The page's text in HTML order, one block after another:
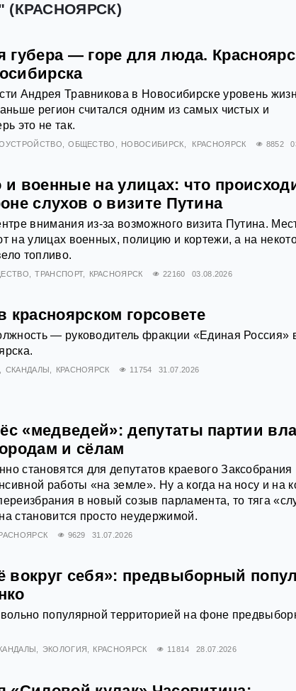
(КРАСНОЯРСК)
губера — горе для люда.
Андрея Травникова в Новосибирске уровень
регион считался одним из самых чистых и
это не так.
ОБЩЕСТВО НОВОСИБИРСК КРАСНОЯРСК 8852
военные на улицах: что
слухов о визите Путина
внимания из-за возможного визита Путина.
на улицах военных, полицию и кортежи, а на
топливо.
ТРАНСПОРТ КРАСНОЯРСК 22160 03.08.2026
красноярском горсовете
— руководитель фракции «Единая Россия»
СКАНДАЛЫ КРАСНОЯРСК 11754 31.07.2026
«медведей»: депутаты партии
и сёлам
становятся для депутатов краевого Заксобрания
работы «на земле». Ну а когда на носу и на
в новый созыв парламента, то тяга
становится просто неудержимой.
9629 31.07.2026
вокруг себя»: предвыборный
популярной территорией на фоне
ЭКОЛОГИЯ КРАСНОЯРСК 11814 28.07.2026